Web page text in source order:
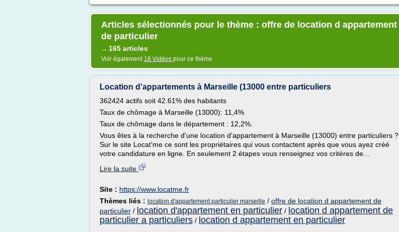
Articles sélectionnés pour le thème : offre de location d appartement
de particulier
→ 165 articles
Voir également 16 Vidéos pour ce thème
Location d'appartements à Marseille (13000 entre particuliers
362424 actifs soit 42.61% des habitants
Taux de chômage à Marseille (13000): 11,4%
Taux de chômage dans le département : 12,2%.
Vous êtes à la recherche d'une location d'appartement à Marseille (13000) entre particuliers ?
Sur le site Locat'me ce sont les propriétaires qui vous contactent après que vous ayez créé
votre candidature en ligne. En seulement 2 étapes vous renseignez vos critères de...
Lire la suite
Site : https://www.locatme.fr
Thèmes liés : location d'appartement particulier marseille / offre de location d appartement de
particulier / location d'appartement en particulier / location d appartement de
particulier a particuliers / location d appartement en particulier